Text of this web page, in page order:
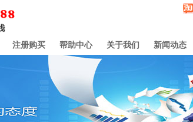
注册购买 帮助中心 关于我们 新闻动态